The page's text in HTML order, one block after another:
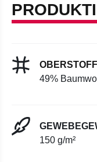
49%
150 g/m²